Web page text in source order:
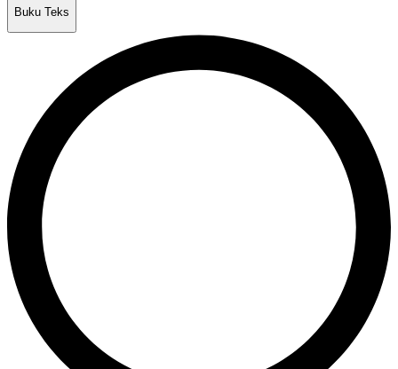
Buku Teks